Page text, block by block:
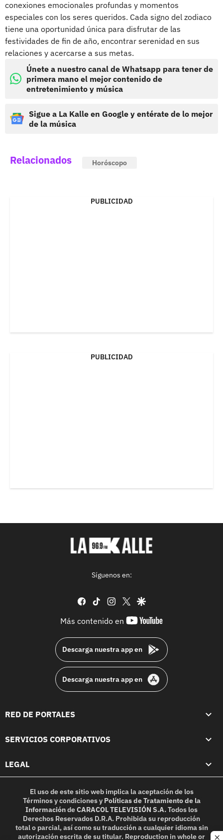
conexiones emocionales profundas y momentos
especiales con los seres queridos. Cada signo del zodiaco
tiene una oportunidad única para disfrutar de las
festividades de fin de año, encontrar serenidad en sus
relaciones y acercarse a sus metas.
Únete a nuestro canal de Whatsapp para tener de
primera mano el mejor contenido de
entretenimiento y música
Sigue a La Kalle en Google y entérate de lo mejor
de la música
Relacionados Horóscopo
PUBLICIDAD
PUBLICIDAD
Síguenos en:
facebook
tiktok instagram
twittergoogle
Más contenido en
youtube-
Descarga nuestra app en
Descarga nuestra app en
RED DE PORTALES
SERVICIOS CORPORATIVOS
LEGAL
El uso de este sitio web implica la aceptación de los
Términos y condicionesy Políticas de Tratamiento de la
InformacióndeCARACOL TELEVISIÓN S.A.Todos los
Derechos Reservados D.R.A. Prohibida su reproducción
total o parcial, así como su traducción a cualquier idioma sin
autorización escrita de su titular. Reproduction in whole or